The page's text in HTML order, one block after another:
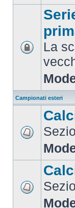
La
Campionati esteri